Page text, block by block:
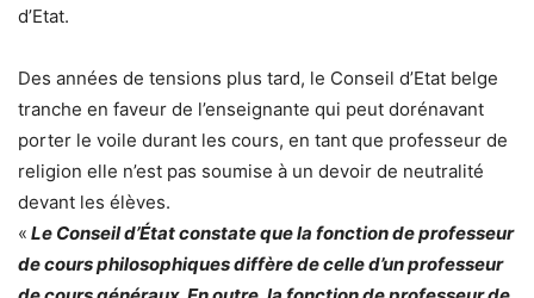
d’Etat.
Des années de tensions plus tard, le Conseil d’Etat belge
tranche en faveur de l’enseignante qui peut dorénavant
porter le voile durant les cours, en tant que professeur de
religion elle n’est pas soumise à un devoir de neutralité
devant les élèves.
« Le Conseil d’État constate que la fonction de professeur
de cours philosophiques diffère de celle d’un professeur